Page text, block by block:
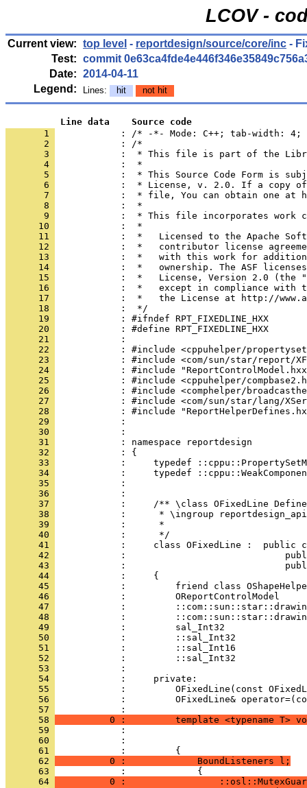
LCOV -
Current view: top level - reportdesign/source/core/inc -
Test: commit
Date: 2014-04-11
Legend:
Lines: hit not hit
          Line data    Source code
       1
: /* -*- Mode: C++; tab-width:
       2
       3
       4
       5
       6
       7
       8
       9
      10
      11
      12
      13
      14
      15
      16
      17
      18
      19
      20
      21
      22
      23
      24
      25
      26
      27
      28
      29
      30
      31
      32
      33
      34
      35
      36
      37
      38
      39
      40
      41
      42
      43
      44
      45
      46
      47
      48
      49
      50
      51
      52
      53
      54
      55
      56
:         OFixedLine&
      57
      58
0 :         template <typename T>
      59
      60
      61
      62
          0 :             BoundListeners l;
      63
      64
0 :